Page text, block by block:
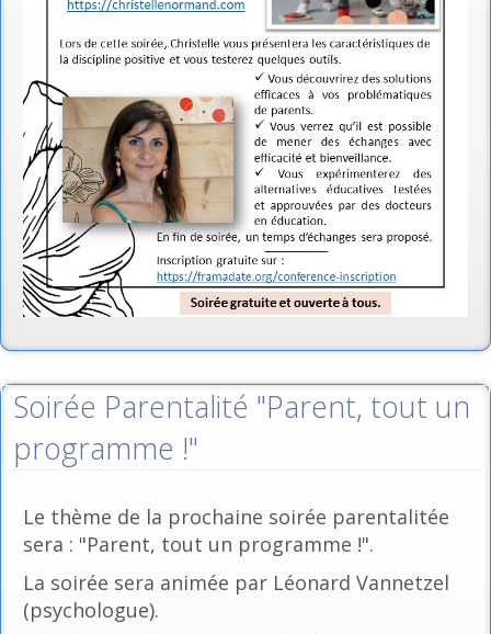
Soirée Parentalité "Parent, tout un
programme !"
Le thème de la prochaine soirée parentalitée
sera : "Parent, tout un programme !".
La soirée sera animée par Léonard Vannetzel
(psychologue).